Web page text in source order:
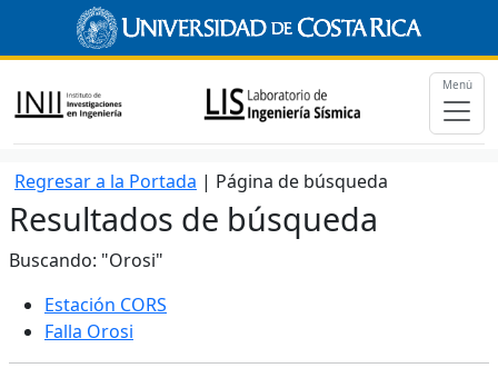
Menú
Regresar a la Portada | Página de búsqueda
Resultados de búsqueda
Buscando: "Orosi"
Estación CORS
Falla Orosi